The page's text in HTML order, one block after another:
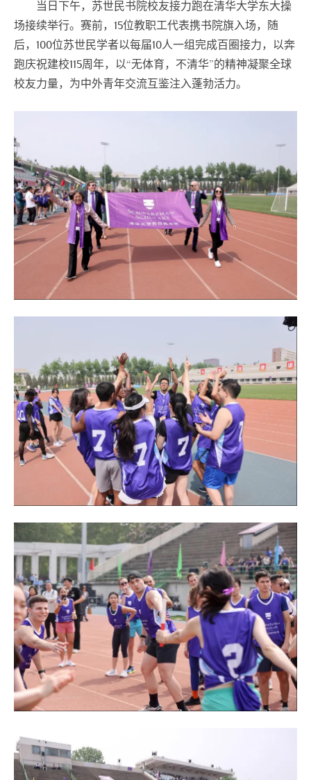
当日下午，苏世民书院校友接力跑在清华大学东大操
场接续举行。赛前，15位教职工代表携书院旗入场，随
后，100位苏世民学者以每届10人一组完成百圈接力，以奔
跑庆祝建校115周年，以“无体育，不清华”的精神凝聚全球
校友力量，为中外青年交流互鉴注入蓬勃活力。